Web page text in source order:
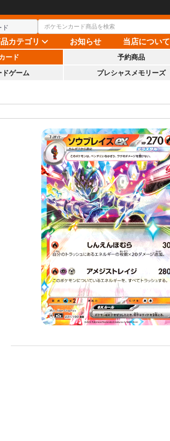
カテゴリ お知らせ 当店について
ード 予約商品
ドゲーム
プレシャスメモリーズ